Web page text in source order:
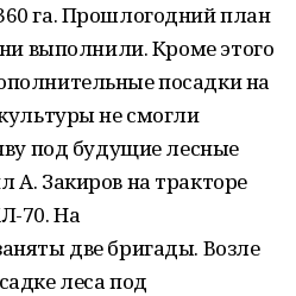
га. Прошлогодний план
выполнили. Кроме этого
посадки на
не смогли
под будущие лесные
А. Закиров на тракторе
70. На
две бригады. Возле
леса под